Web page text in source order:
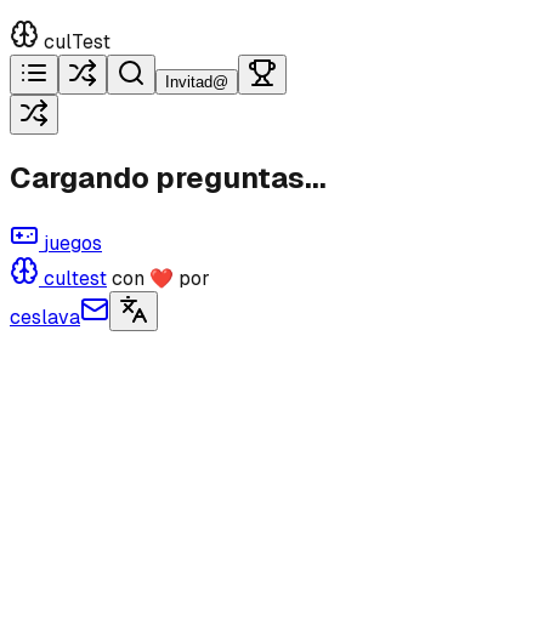
culTest
Invitad@
Cargando preguntas...
juegos
cultestcon ❤ por
ceslava